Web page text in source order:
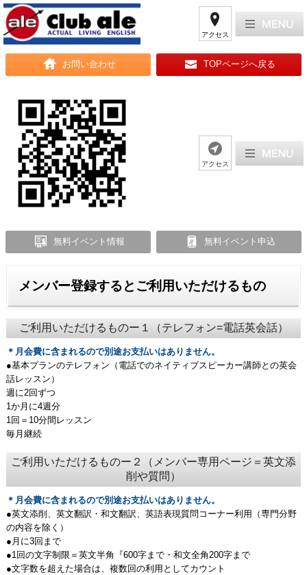
アクセス
お問い合わせ TOPページへ戻る
アクセス
無料イベント情報 無料イベント申込
メンバー登録するとご利用いただけるもの
ご利用いただけるものー１（テレフォン=電話英会話）
＊月会費に含まれるので別途お支払いはありません。
●基本プランのテレフォン（電話でのネイティブスピーカー講師との英会
話レッスン）
週に2回ずつ
1か月に4週分
1回＝10分間レッスン
毎月継続
ご利用いただけるものー２（メンバー専用ページ＝英文添
削や質問）
＊月会費に含まれるので別途お支払いはありません。
●英文添削、英文翻訳・和文翻訳、英語表現質問コーナー利用（専門分野
の内容を除く）
●月に3回まで
●1回の文字制限＝英文半角『600字まで・和文全角200字まで
●文字数を超えた場合は、複数回の利用としてカウント